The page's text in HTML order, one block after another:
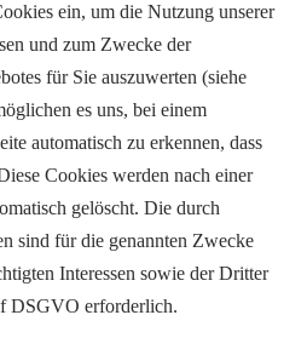
ein, um die Nutzung unserer
und zum Zwecke der
für Sie auszuwerten (siehe
es uns, bei einem
automatisch zu erkennen, dass
Cookies werden nach einer
gelöscht. Die durch
sind für die genannten Zwecke
Interessen sowie der Dritter
DSGVO erforderlich.